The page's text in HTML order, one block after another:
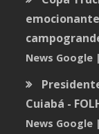
News Google
Cuiabá -
News Google